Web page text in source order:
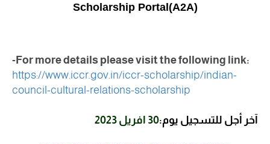
Scholarship Portal(A2A)
:For more details please visit the following link-
https://www.iccr.gov.in/iccr-scholarship/indian-
council-cultural-relations-scholarship
آخر أجل للتسجيل يوم:30 افريل 2023